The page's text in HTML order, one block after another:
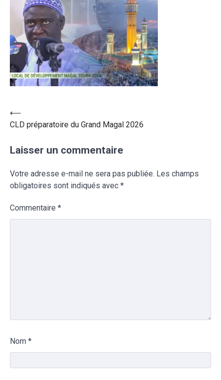
⟵
CLD préparatoire du Grand Magal 2026
Laisser un commentaire
Votre adresse e-mail ne sera pas publiée. Les champs
obligatoires sont indiqués avec *
Commentaire *
Nom *